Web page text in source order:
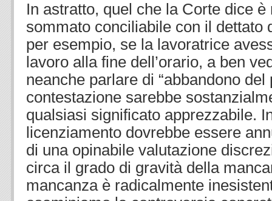
In astratto, quel che la Corte dice
sommato conciliabile con il dettato
per esempio, se la lavoratrice
lavoro alla fine dell’orario, a ben
neanche parlare di “abbandono del
contestazione sarebbe
qualsiasi significato apprezzabile.
licenziamento dovrebbe essere
di una opinabile valutazione
circa il grado di gravità della
mancanza è radicalmente